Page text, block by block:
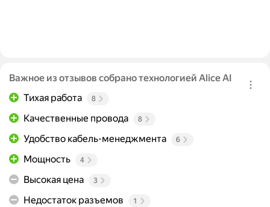
Важное из отзывов собрано технологией Alice AI
Тихая работа
8
Качественные провода 8
Удобство кабель-менеджмента 6
Мощность 4
Высокая цена 3
Недостаток разъемов 1